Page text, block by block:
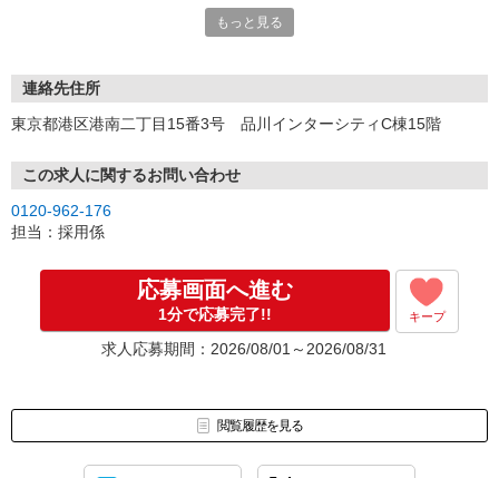
お電話の際は「イーアイデムを見た」と伝えるとスムーズです。
もっと見る
連絡先住所
東京都港区港南二丁目15番3号 品川インターシティC棟15階
この求人に関するお問い合わせ
0120-962-176
担当：採用係
応募画面へ進む
1分で応募完了!! キープ
求人応募期間：2026/08/01～2026/08/31
閲覧履歴を見る